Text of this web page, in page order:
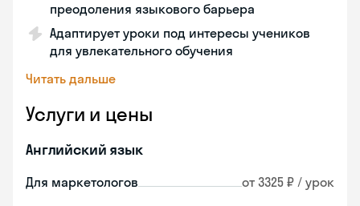
преодоления языкового барьера
Адаптирует уроки под интересы учеников
для увлекательного обучения
Читать дальше
Услуги и цены
Английский язык
Для маркетологов от 3325 ₽ / урок